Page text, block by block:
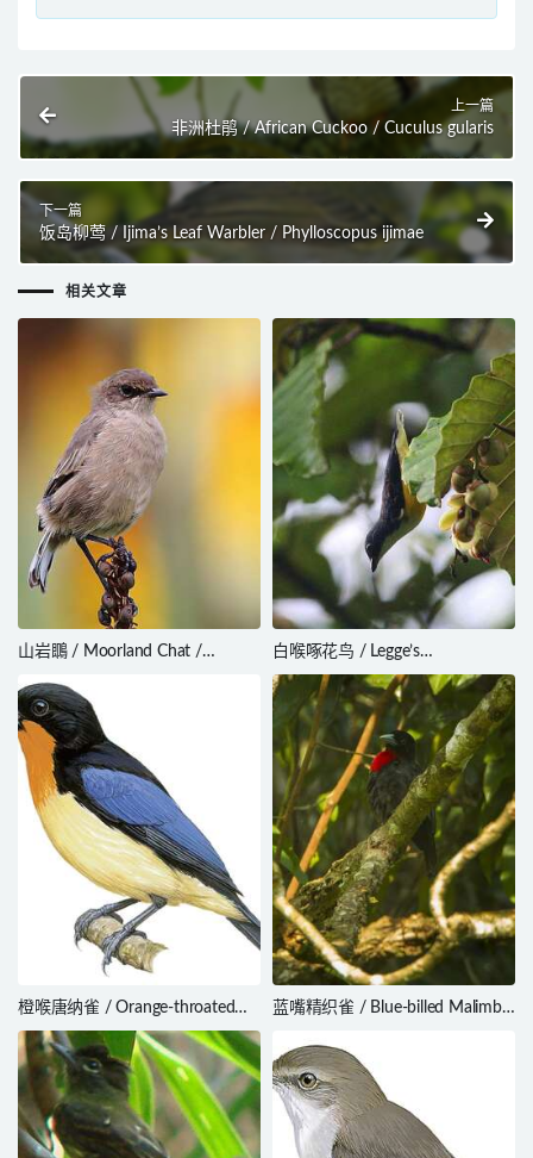
上一篇
非洲杜鹃 / African Cuckoo / Cuculus gularis
下一篇
饭岛柳莺 / Ijima’s Leaf Warbler / Phylloscopus ijimae
相关文章
山岩䳭 / Moorland Chat /
白喉啄花鸟 / Legge’s
Flowerpecker / Dicaeum vincens
橙喉唐纳雀 / Orange-throated
Tanager / Wetmorethraupis
sterrhopteron
蓝嘴精织雀 / Blue-billed Malimbe